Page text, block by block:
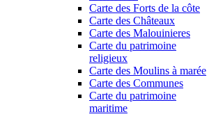
Carte des Forts de la côte
Carte des Châteaux
Carte des Malouinieres
Carte du patrimoine
religieux
Carte des Moulins à marée
Carte des Communes
Carte du patrimoine
maritime